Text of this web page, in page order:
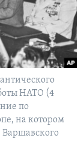
НАТО (4
по
на котором
Варшавского